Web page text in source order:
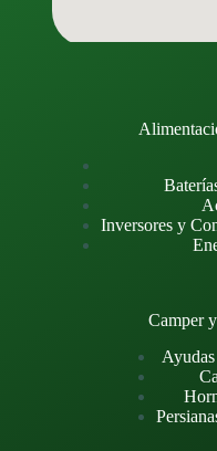
Inversores y
Camper